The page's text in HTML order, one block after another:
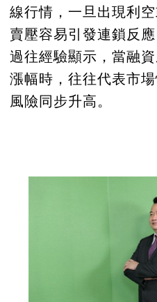
線行情，一旦出現利
賣壓容易引發連鎖反
過往經驗顯示，當融
漲幅時，往往代表市
風險同步升高。